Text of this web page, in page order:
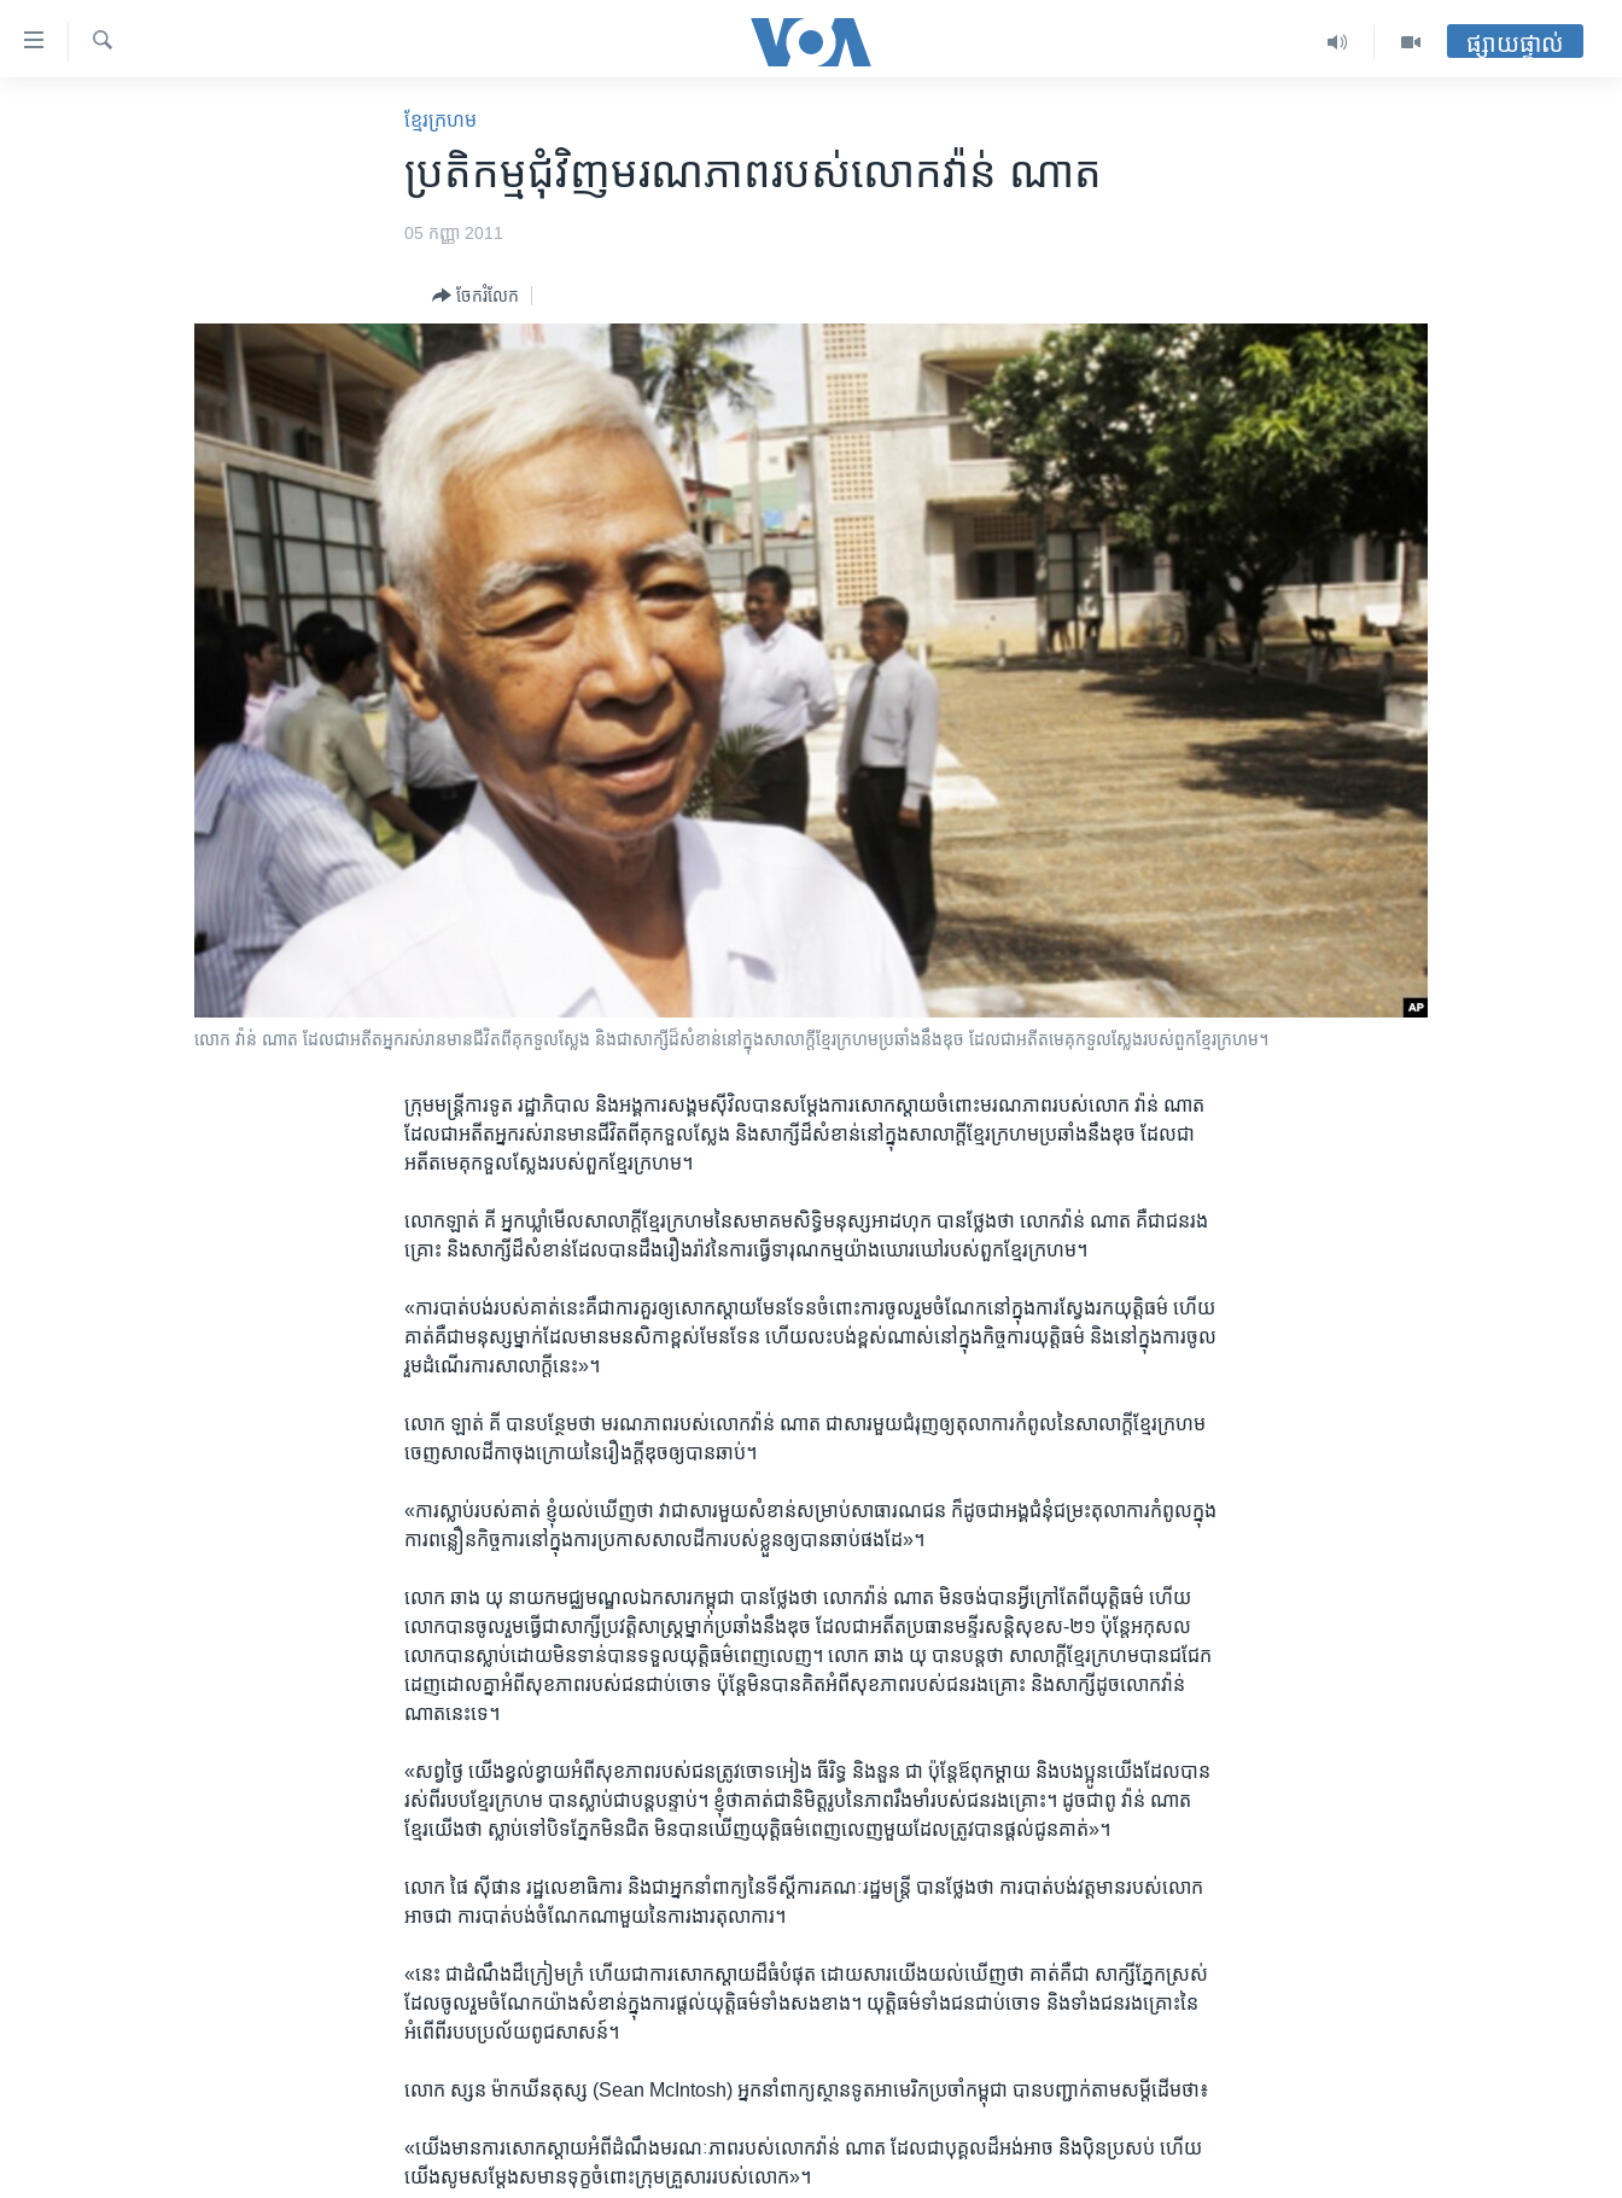
ទៅ​
ផ្សាយផ្ទាល់
ខ្មែរ​ក្រហម
ប្រតិកម្ម​ជុំវិញ​មរណភាព​របស់​លោក​វ៉ាន់ ណាត
05 កញ្ញា 2011
ចែករំលែក
លោក​ វ៉ាន់ ​ណាត ដែល​ជា​អតីត​អ្នក​រស់រាន​មាន​ជីវិត​ពី​គុក​ទួលស្លែង​ និង​ជា​​សាក្សី​ដ៏​សំខាន់​នៅ​ក្នុង​សាលាក្តី​ខ្មែរ​ក្រហម​ប្រឆាំង​នឹង​ឌុច​ ​ដែល​ជា​អតីត​មេ​គុក​ទួល​ស្លែង​របស់​ពួក​ខ្មែរ​ក្រហម។
ក្រុម​មន្ត្រី​ការ​ទូត​ រដ្ឋាភិបាល​ និង​អង្គការ​សង្គម​ស៊ីវិល​បាន​សម្តែង​ការ​សោកស្តាយ​ចំពោះ​មរណភាព​របស់​លោក​ វ៉ាន់ ​ណាត
ដែល​ជា​អតីត​អ្នក​រស់រាន​មាន​ជីវិត​ពី​គុក​ទួល​ស្លែង​ និង​សាក្សី​ដ៏​សំខាន់​នៅ​ក្នុង​សាលាក្តី​ខ្មែរ​ក្រហម​ប្រឆាំង​នឹង​ឌុច​ ដែលជា
អតីតមេ​គុក​ទួល​ស្លែង​របស់​ពួក​ខ្មែរ​ក្រហម។
លោក​ឡាត់​ គី​ អ្នក​ឃ្លាំ​មើល​សាលាក្តី​ខ្មែរ​ក្រហម​នៃ​សមាគម​សិទ្ធិ​មនុស្ស​អាដហុក​ បាន​ថ្លែង​ថា​ លោក​វ៉ាន់​ ណាត​ គឺ​ជា​ជន​រង
គ្រោះ​ និង​សាក្សី​ដ៏​សំខាន់​ដែល​បាន​ដឹង​រឿងរ៉ាវ​នៃ​ការ​ធ្វើ​ទារុណកម្ម​យ៉ាង​ឃោរឃៅ​របស់​ពួក​ខ្មែរ​ក្រហម។
«ការ​បាត់បង់​របស់​គាត់​នេះ​គឺ​ជា​ការ​គួរ​ឲ្យ​សោកស្តាយ​មែន​ទែន​ចំពោះ​ការ​ចូល​រួម​ចំណែក​នៅ​ក្នុង​ការ​ស្វែង​រក​យុត្តិធម៌​ ហើយ​
គាត់​គឺ​ជា​មនុស្ស​ម្នាក់​ដែល​មាន​មនសិកា​ខ្ពស់​មែនទែន​ ហើយ​លះបង់​ខ្ពស់​ណាស់​នៅ​ក្នុង​កិច្ចការ​យុត្តិធម៌​ និង​នៅ​ក្នុង​ការ​ចូល​
រួម​ដំណើរ​ការ​សាលាក្តី​នេះ»។
លោក ឡាត់ ​គី ​បាន​បន្ថែម​ថា​ មរណភាព​របស់​លោក​វ៉ាន់​ ណាត​ ជា​សារ​មួយ​ជំរុញ​ឲ្យ​តុលាការ​កំពូល​នៃ​សាលាក្តី​ខ្មែរ​ក្រហម​
ចេញ​សាលដីកា​ចុងក្រោយ​នៃ​រឿងក្តី​ឌុច​ឲ្យ​បាន​ឆាប់។
«ការ​ស្លាប់​របស់​គាត់​ ខ្ញុំ​យល់​ឃើញ​ថា​ វា​ជា​សារ​មួយ​សំខាន់​សម្រាប់​សាធារណជន​ ក៏​ដូចជា​អង្គជំនុំ​ជម្រះ​តុលាការ​កំពូល​ក្នុង​
ការ​ពន្លឿន​កិច្ចការ​នៅ​ក្នុង​ការ​ប្រកាស​សាលដីកា​របស់​ខ្លួន​ឲ្យ​បាន​ឆាប់​ផង​ដែ»។
លោក​ ឆាង​ យុ ​នាយក​មជ្ឈមណ្ឌល​ឯកសារ​កម្ពុជា​ បាន​ថ្លែង​ថា​ លោក​វ៉ាន់​ ណាត​ មិន​ចង់​បាន​អ្វី​ក្រៅ​តែ​ពី​យុត្តិធម៌​ ហើយ​
លោក​បាន​ចូល​រួម​ធ្វើ​ជា​សាក្សី​ប្រវត្តិសាស្ត្រ​ម្នាក់​ប្រឆាំង​នឹង​ឌុច​ ដែល​ជា​អតីត​ប្រធាន​មន្ទីរ​សន្តិសុខ​ស​-​២១​ ប៉ុន្តែ​អកុសល​
លោក​បាន​ស្លាប់​ដោយ​មិន​ទាន់​បាន​ទទួល​យុត្តិធម៌​ពេញ​លេញ។ លោក​ ឆាង​ យុ ​បាន​បន្ត​ថា សាលាក្តី​ខ្មែរ​ក្រហម​បាន​ជជែក​
ដេញ​ដោល​គ្នា​អំពី​សុខភាព​របស់​ជន​ជាប់ចោទ​ ប៉ុន្តែ​មិន​បាន​គិត​អំពី​សុខភាព​របស់​ជនរង​គ្រោះ​ និង​សាក្សី​ដូច​លោក​វ៉ាន់​
ណាត​នេះ​ទេ។
«សព្វ​ថ្ងៃ​ យើង​ខ្វល់ខ្វាយ​អំពី​សុខភាព​របស់​ជន​ត្រូវ​ចោទ​អៀង​ ធីរិទ្ធ​ និង​នួន​ ជា​ ប៉ុន្តែ​ឪពុក​ម្តាយ​ និង​បង​ប្អូន​យើង​ដែល​បាន​
រស់​ពី​របប​ខ្មែរ​ក្រហម​ បាន​ស្លាប់​ជា​បន្ត​បន្ទាប់។ ខ្ញុំ​ថា​គាត់​ជា​និមិត្ត​រូប​នៃ​ភាព​រឹងមាំ​របស់​ជន​រងគ្រោះ។​ ដូចជា​ពូ ​វ៉ាន់​ ណាត ​
ខ្មែរ​យើង​ថា ស្លាប់​ទៅ​បិទ​ភ្នែក​មិន​ជិត​ មិន​បាន​ឃើញ​យុត្តិធម៌​ពេញ​លេញ​មួយ​ដែល​ត្រូវ​បាន​ផ្តល់​ជូន​គាត់»។
លោក​ ផៃ ​ស៊ីផាន​ រដ្ឋលេខា​ធិការ​ និង​ជា​អ្នក​នាំ​ពាក្យ​នៃ​ទីស្តីការ​គណៈរដ្ឋមន្ត្រី​ បាន​ថ្លែង​ថា​ ការ​បាត់បង់​វត្តមាន​របស់​លោក​
អាច​ជា​ ការ​បាត់បង់​ចំណែក​ណា​មួយ​នៃ​ការងារ​តុលាការ។
«នេះ​ ជា​ដំណឹង​ដ៏​ក្រៀមក្រំ​ ហើយ​ជា​ការ​សោកស្តាយ​ដ៏​ធំ​បំផុត​ ដោយសារ​យើង​យល់​ឃើញ​ថា​ គាត់​គឺ​ជា​ សាក្សី​ភ្នែក​ស្រស់​
ដែល​ចូល​រួម​ចំណែក​យ៉ាង​សំខាន់​ក្នុង​ការ​ផ្តល់​យុត្តិធម៌​ទាំង​សងខាង។​ យុត្តិធម៌​ទាំង​ជន​ជាប់​ចោទ​ និង​ទាំង​ជន​រងគ្រោះ​នៃ
អំពើ​ពី​របប​ប្រល័យ​ពូជ​សាសន៍។
លោក​ ស្សន ម៉ាកឃីនតុស្ស (Sean McIntosh) អ្នក​នាំ​ពាក្យ​ស្ថានទូត​អាមេរិក​ប្រចាំ​កម្ពុជា​ បាន​បញ្ជាក់​តាម​សម្តី​ដើម​ថា៖
«យើង​មាន​ការ​សោកស្តាយ​អំពី​ដំណឹង​មរណៈភាព​របស់​លោក​វ៉ាន់ ​ណាត​ ដែល​ជា​បុគ្គល​ដ៏​អង់អាច​ និង​ប៉ិន​ប្រសប់​ ហើយ​
យើង​សូម​សម្តែង​សមានទុក្ខ​ចំពោះ​ក្រុម​គ្រួសារ​របស់​លោក»។